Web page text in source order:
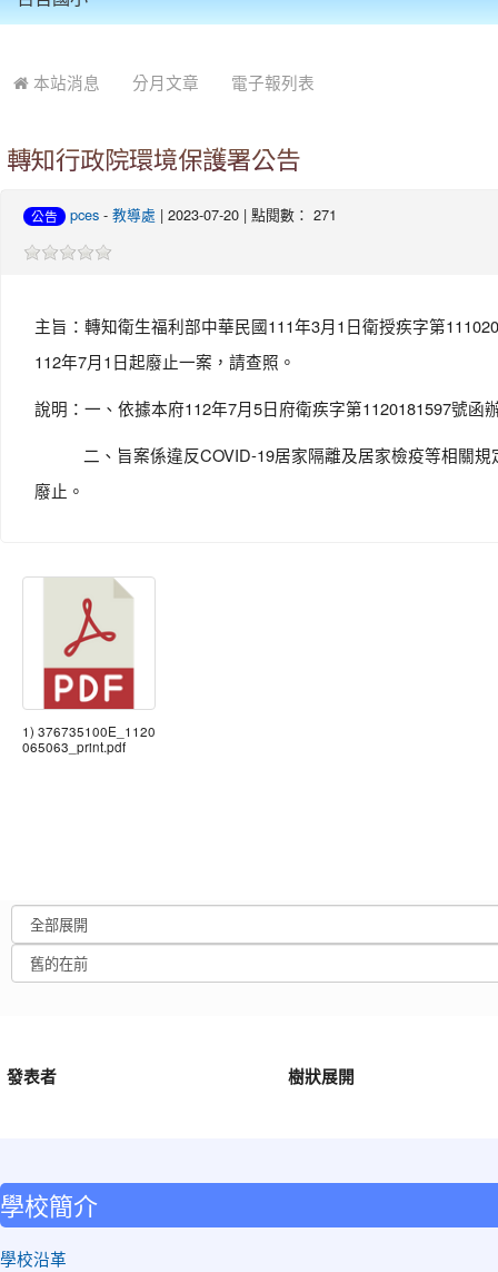
本站消息 分月文章 電子報列表
轉知行政院環境保護署公告
公告 pces - 教導處 | 2023-07-20 | 點閱數： 271
主旨：轉知衛生福利部中華民國111年3月1日衛授疾字第
112年7月1日起廢止一案，請查照。
說明：一、依據本府112年7月5日府衛疾字第1120181597號函
二、旨案係違反COVID-19居家隔離及居家檢疫等相關
廢止。
1) 376735100E_1120
065063_print.pdf
發表者 樹狀展開
學校簡介
學校沿革